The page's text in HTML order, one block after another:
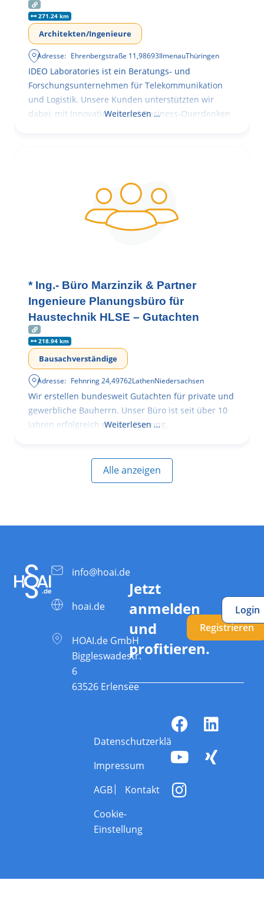
271.24 km
Architekten/Ingenieure
Adresse: Ehrenbergstraße 11,98693IlmenauThüringen
IDEO Laboratories ist ein Beratungs- und
Forschungsunternehmen für Telekommunikation
und Logistik. Unsere Kunden unterstützten wir
dabei, mit Innovationen und Business-Querdenken
Weiterlesen …
* Ing.- Büro Marzinzik & Partner
Ingenieure Planungsbüro für
Haustechnik HLSE – Gutachten
218.94 km
Bausachverständige
Adresse: Fehnring 24,49762LathenNiedersachsen
Wir erstellen bundesweit Gutachten für private und
gewerbliche Bauherrn. Unser Büro ist seit über 10
Jahren erfolgreich mit der Planung,
Weiterlesen …
Alle anzeigen
info@hoai.de
hoai.de
HOAI.de GmbH
Biggleswadestr.
6
63526 Erlensee
Jetzt
anmelden
und
profitieren.
Registrieren
Login
Datenschutzerklärung
Impressum
AGB
Kontakt
Cookie-
Einstellung